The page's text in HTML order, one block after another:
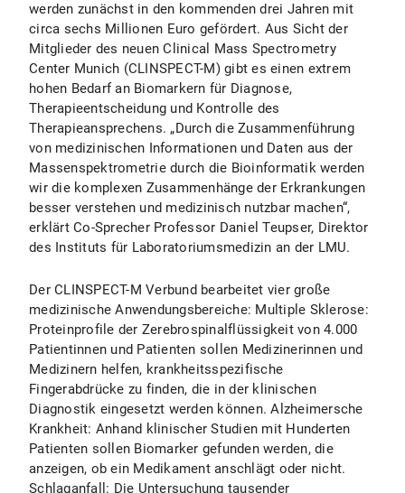
werden zunächst in den kommenden drei Jahren mit
circa sechs Millionen Euro gefördert. Aus Sicht der
Mitglieder des neuen Clinical Mass Spectrometry
Center Munich (CLINSPECT-M) gibt es einen extrem
hohen Bedarf an Biomarkern für Diagnose,
Therapieentscheidung und Kontrolle des
Therapieansprechens. „Durch die Zusammenführung
von medizinischen Informationen und Daten aus der
Massenspektrometrie durch die Bioinformatik werden
wir die komplexen Zusammenhänge der Erkrankungen
besser verstehen und medizinisch nutzbar machen“,
erklärt Co-Sprecher Professor Daniel Teupser, Direktor
des Instituts für Laboratoriumsmedizin an der LMU.
Der CLINSPECT-M Verbund bearbeitet vier große
medizinische Anwendungsbereiche: Multiple Sklerose:
Proteinprofile der Zerebrospinalflüssigkeit von 4.000
Patientinnen und Patienten sollen Medizinerinnen und
Medizinern helfen, krankheitsspezifische
Fingerabdrücke zu finden, die in der klinischen
Diagnostik eingesetzt werden können. Alzheimersche
Krankheit: Anhand klinischer Studien mit Hunderten
Patienten sollen Biomarker gefunden werden, die
anzeigen, ob ein Medikament anschlägt oder nicht.
Schlaganfall: Die Untersuchung tausender